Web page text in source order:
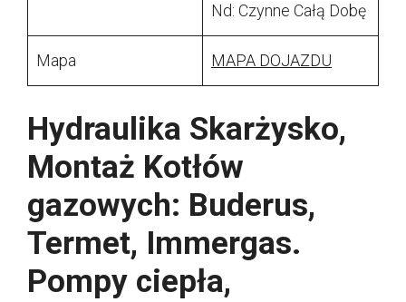
Nd: Czynne Całą Dobę
Mapa MAPA DOJAZDU
Hydraulika Skarżysko,
Montaż Kotłów
gazowych: Buderus,
Termet, Immergas.
Pompy ciepła,